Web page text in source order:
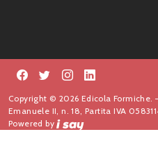
Copyright © 2026 Edicola Formiche.
Emanuele II, n. 18, Partita IVA
Powered by